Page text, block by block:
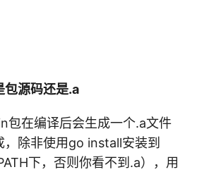
包源码还是.a
包在编译后会生成一个.a文件
，除非使用go install安装到
O
下，否则你看不到.a），用